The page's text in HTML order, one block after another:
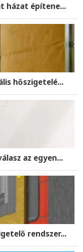
házat építene...
hőszigetelé...
az egyen...
rendszer...